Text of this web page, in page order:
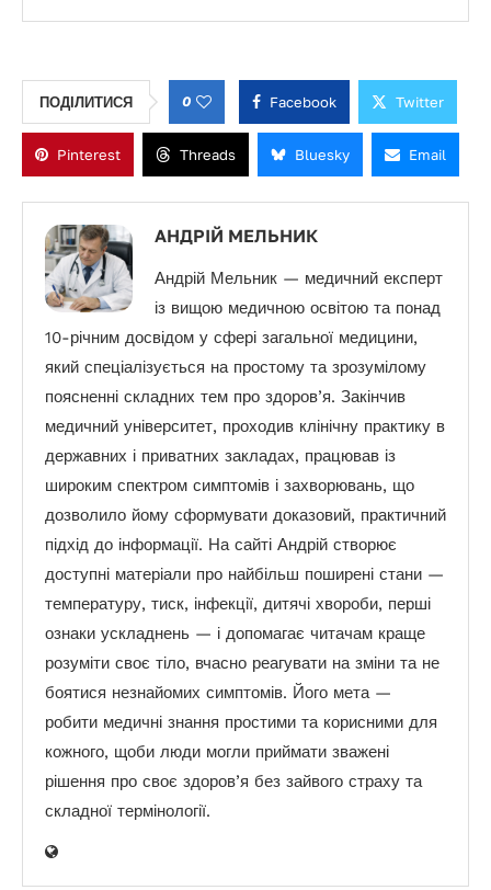
ПОДІЛИТИСЯ 0 Facebook Twitter
Pinterest Threads Bluesky Email
АНДРІЙ МЕЛЬНИК
Андрій Мельник — медичний експерт
із вищою медичною освітою та понад
10-річним досвідом у сфері загальної медицини,
який спеціалізується на простому та зрозумілому
поясненні складних тем про здоров’я. Закінчив
медичний університет, проходив клінічну практику в
державних і приватних закладах, працював із
широким спектром симптомів і захворювань, що
дозволило йому сформувати доказовий, практичний
підхід до інформації. На сайті Андрій створює
доступні матеріали про найбільш поширені стани —
температуру, тиск, інфекції, дитячі хвороби, перші
ознаки ускладнень — і допомагає читачам краще
розуміти своє тіло, вчасно реагувати на зміни та не
боятися незнайомих симптомів. Його мета —
робити медичні знання простими та корисними для
кожного, щоби люди могли приймати зважені
рішення про своє здоров’я без зайвого страху та
складної термінології.